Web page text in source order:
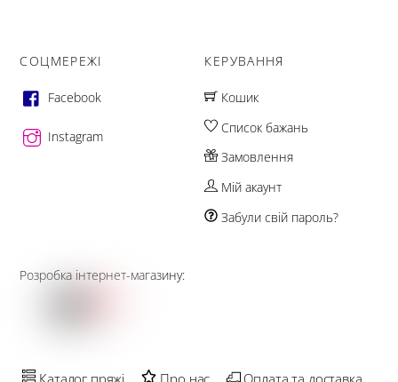
СОЦМЕРЕЖІ
Facebook
Instagram
КЕРУВАННЯ
Кошик
Список бажань
Замовлення
Мій акаунт
Забули свій пароль?
Розробка інтернет-магазину:
Каталог пряжі Про нас Оплата та доставка